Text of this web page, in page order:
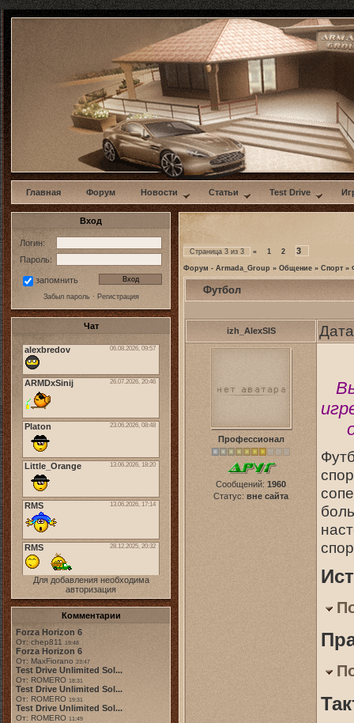
w
Главная Форум Новости Статьи Test Drive
Вход
Логин:
Пароль:
запомнить
Забыл пароль· Регистрация
Чат
Для добавления необходима
авторизация
Комментарии
Forza Horizon 6
От: chep811 19:48
Forza Horizon 6
От: MaxFiorano 23:47
Test Drive Unlimited Sol...
От: ROMERO 18:31
Test Drive Unlimited Sol...
От: ROMERO 19:31
Test Drive Unlimited Sol...
От: ROMERO 11:49
Страница 3 из 3 « 1 2 3
Форум - Armada_Group » Общение » Спорт »
Футбол
izh_AlexSIS
Профессионал
Сообщений: 1960
Статус: вне сайта